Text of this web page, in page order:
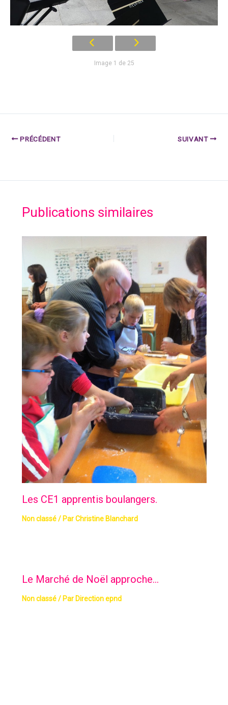
Image 1 de 25
PRÉCÉDENT SUIVANT
Publications similaires
Les CE1 apprentis boulangers.
Non classé/ ParChristine Blanchard
Le Marché de Noël approche…
Non classé/ Par Direction epnd